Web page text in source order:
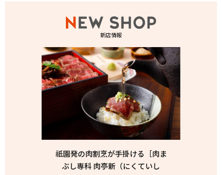
新店情報
祇園発の肉割烹が手掛ける［肉ま
ぶし専科 肉亭新（にくていし